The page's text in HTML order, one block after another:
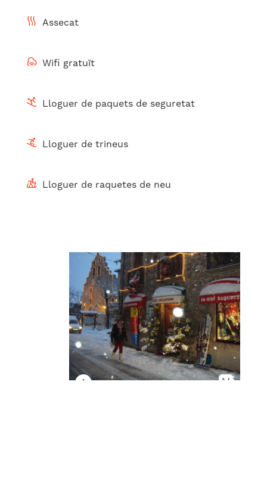
Assecat
Wifi gratuït
Lloguer de paquets de seguretat
Lloguer de trineus
Lloguer de raquetes de neu